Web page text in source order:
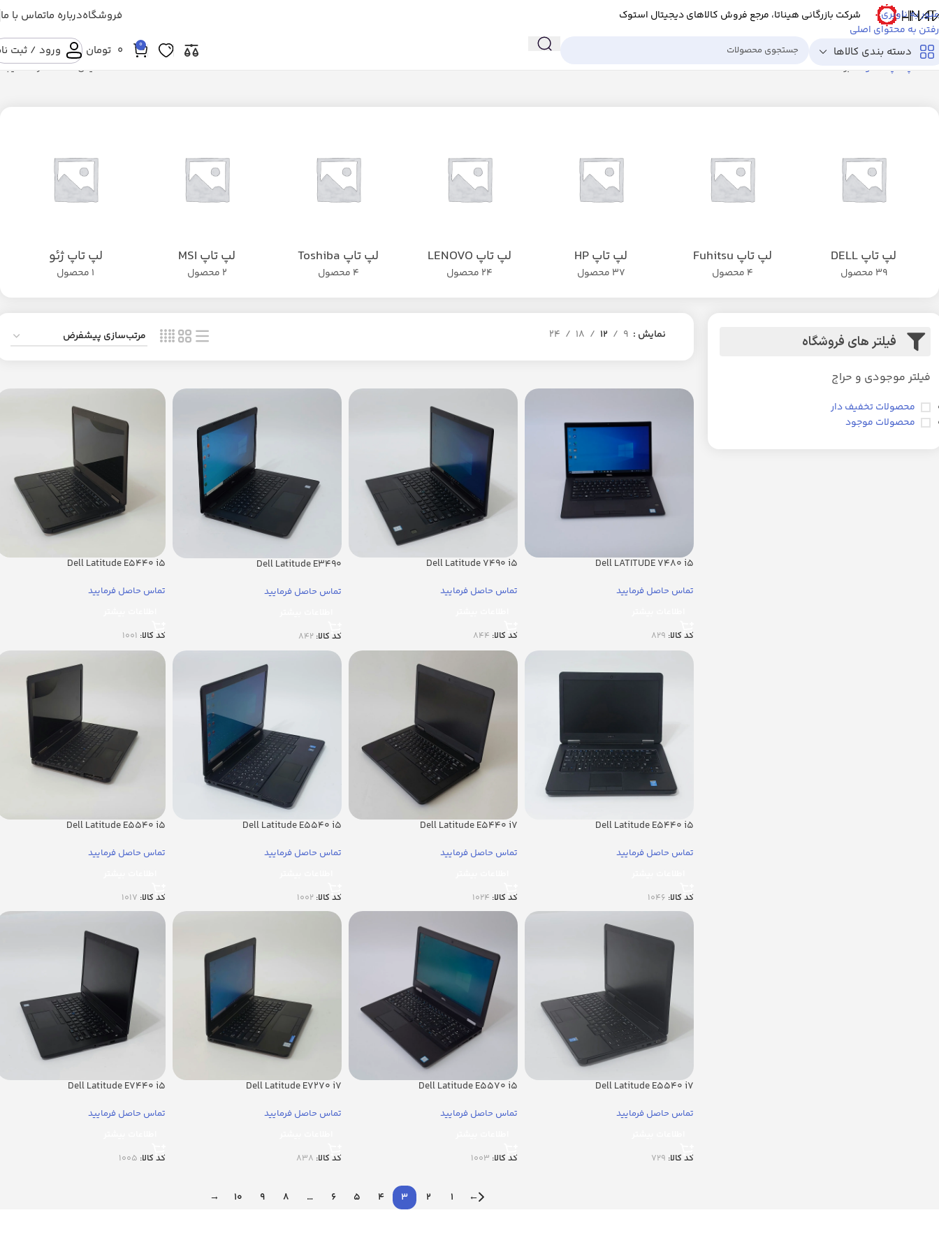
عبور به ناوبری
رفتن به محتوای اصلی
شرکت بازرگانی هیناتا، مرجع فروش کالاهای دیجیتال استوک فروشگاهدرباره ماتماس با ما
دسته بندی کالاها 0 ۰ تومان ورود / ثبت
لپ تاپ استوک برگه 3 نمایش 25–36 از 111 نتیجه
لپ تاپ DELL
39 محصول
لپ تاپ Fuhitsu
4 محصول
لپ تاپ HP
37 محصول
لپ تاپ LENOVO
24 محصول
لپ تاپ Toshiba
4 محصول
لپ تاپ MSI
2 محصول
لپ تاپ ژئو
1 محصول
فیلتر های فروشگاه
فیلتر موجودی و حراج
محصولات تخفیف دار
محصولات موجود
نمایش 9
12
18
24
Dell LATITUDE 7480 i5
تماس حاصل فرمایید
کد کالا: 829
Dell Latitude 7490 i5
تماس حاصل فرمایید
کد کالا: 844
Dell Latitude E3490
تماس حاصل فرمایید
کد کالا: 842
Dell Latitude E5440 i5
تماس حاصل فرمایید
کد کالا: 1001
Dell Latitude E5440 i5
تماس حاصل فرمایید
کد کالا: 1046
Dell Latitude E5440 i7
تماس حاصل فرمایید
کد کالا: 1024
Dell Latitude E5540 i5
تماس حاصل فرمایید
کد کالا: 1002
Dell Latitude E5540 i5
تماس حاصل فرمایید
کد کالا: 1017
Dell Latitude E5540 i7
تماس حاصل فرمایید
کد کالا: 729
Dell Latitude E5570 i5
تماس حاصل فرمایید
کد کالا: 1003
Dell Latitude E7270 i7
تماس حاصل فرمایید
کد کالا: 838
Dell Latitude E7440 i5
تماس حاصل فرمایید
کد کالا: 1005
←
1
2
3
4
5
6
…
8
9
10
→